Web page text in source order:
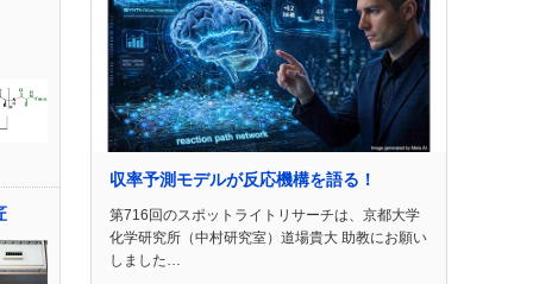
収率予測モデルが反応機構を語る！
第716回のスポットライトリサーチは、京都大学
化学研究所（中村研究室）道場貴大 助教にお願い
しました…